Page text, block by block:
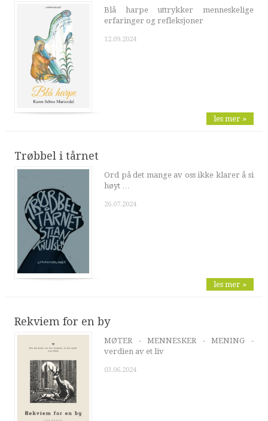
Blå harpe uttrykker menneskelige
erfaringer og refleksjoner
12.09.2024
les mer »
Trøbbel i tårnet
Ord på det mange av oss ikke klarer å si
høyt …
26.07.2024
les mer »
Rekviem for en by
MØTER - MENNESKER - MENING -
verdien av et liv
03.06.2024